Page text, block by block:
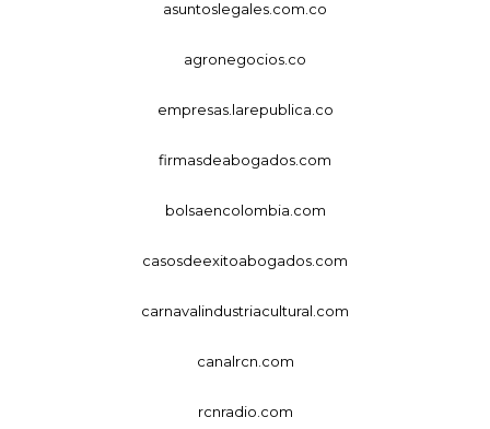
asuntoslegales.com.co
agronegocios.co
empresas.larepublica.co
firmasdeabogados.com
bolsaencolombia.com
casosdeexitoabogados.com
carnavalindustriacultural.com
canalrcn.com
rcnradio.com